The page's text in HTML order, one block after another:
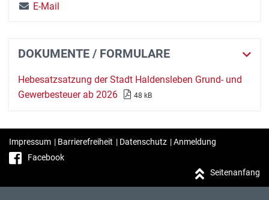
E-Mail
DOKUMENTE / FORMULARE
Hebesatzsatzung der Stadt Haldensleben Grund- und
Gewerbesteuer ab 2026
48 kB
Impressum | Barrierefreiheit | Datenschutz |Anmeldung
Facebook
Seitenanfang